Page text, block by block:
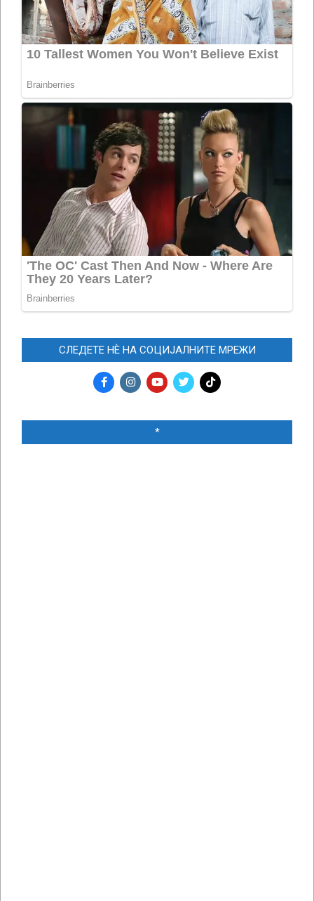
СЛЕДЕТЕ НЀ НА СОЦИЈАЛНИТЕ МРЕЖИ
*